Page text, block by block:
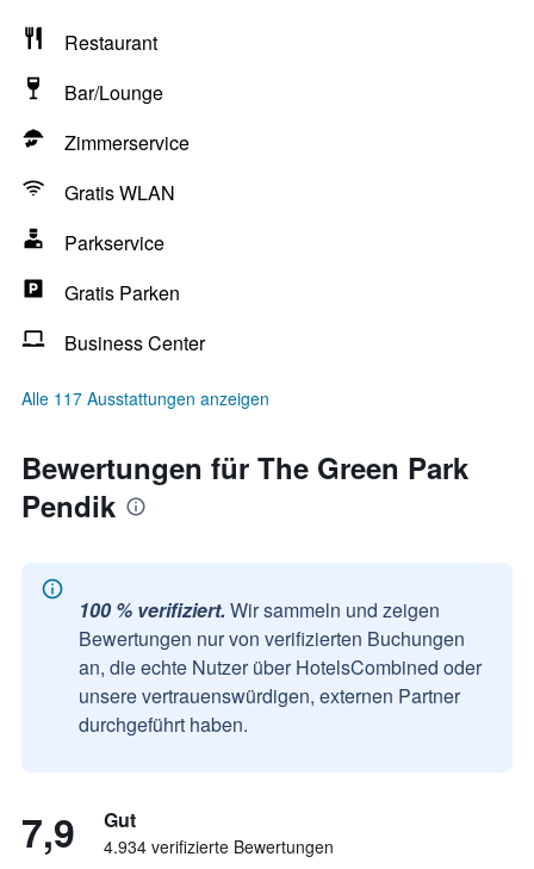
Restaurant
Bar/Lounge
Zimmerservice
Gratis WLAN
Parkservice
Gratis Parken
Business Center
Alle 117 Ausstattungen anzeigen
Bewertungen für The Green Park
Pendik
100 % verifiziert. Wir sammeln und zeigen
Bewertungen nur von verifizierten Buchungen
an, die echte Nutzer über HotelsCombined oder
unsere vertrauenswürdigen, externen Partner
durchgeführt haben.
7,9 Gut
4.934 verifizierte Bewertungen